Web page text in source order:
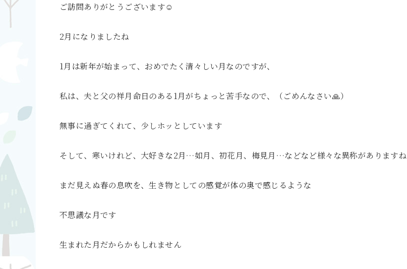
ご訪問ありがとうございます☺️
2月になりましたね
1月は新年が始まって、おめでたく清々しい月なのですが、
私は、夫と父の祥月命日のある1月がちょっと苦手なので、（ごめんなさい🙏）
無事に過ぎてくれて、少しホッとしています
そして、寒いけれど、大好きな2月…如月、初花月、梅見月…などなど様々な異称がありますね
まだ見えぬ春の息吹を、生き物としての感覚が体の奥で感じるような
不思議な月です
生まれた月だからかもしれません